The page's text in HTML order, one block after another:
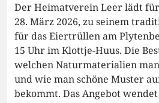
Der Heimatverein Leer lädt
28. März 2026, zu seinem
für das Eiertrüllen am
15 Uhr im Klottje-Huus. Die
welchen Naturmaterialien
und wie man schöne Muster
bekommt. Das Angebot